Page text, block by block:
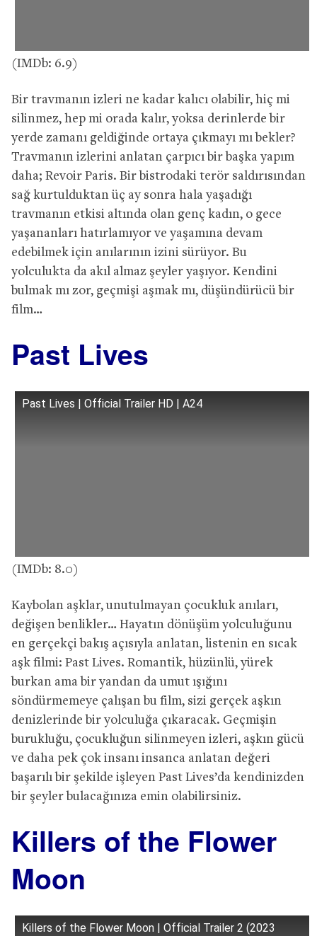
(IMDb: 6.9)
Bir travmanın izleri ne kadar kalıcı olabilir, hiç mi
silinmez, hep mi orada kalır, yoksa derinlerde bir
yerde zamanı geldiğinde ortaya çıkmayı mı bekler?
Travmanın izlerini anlatan çarpıcı bir başka yapım
daha; Revoir Paris. Bir bistrodaki terör saldırısından
sağ kurtulduktan üç ay sonra hala yaşadığı
travmanın etkisi altında olan genç kadın, o gece
yaşananları hatırlamıyor ve yaşamına devam
edebilmek için anılarının izini sürüyor. Bu
yolculukta da akıl almaz şeyler yaşıyor. Kendini
bulmak mı zor, geçmişi aşmak mı, düşündürücü bir
film…
Past Lives
Past Lives | Official Trailer HD | A24
(IMDb: 8.0)
Kaybolan aşklar, unutulmayan çocukluk anıları,
değişen benlikler… Hayatın dönüşüm yolculuğunu
en gerçekçi bakış açısıyla anlatan, listenin en sıcak
aşk filmi: Past Lives. Romantik, hüzünlü, yürek
burkan ama bir yandan da umut ışığını
söndürmemeye çalışan bu film, sizi gerçek aşkın
denizlerinde bir yolculuğa çıkaracak. Geçmişin
burukluğu, çocukluğun silinmeyen izleri, aşkın gücü
ve daha pek çok insanı insanca anlatan değeri
başarılı bir şekilde işleyen Past Lives’da kendinizden
bir şeyler bulacağınıza emin olabilirsiniz.
Killers of the Flower
Moon
Killers of the Flower Moon | Official Trailer 2 (2023